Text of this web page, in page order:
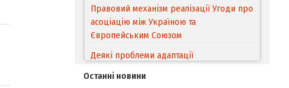
Правовий механізм реалізації Угоди про
асоціацію між Україною та
Європейським Cоюзом
Деякі проблеми адаптації
походження товарів відповідно до
Останні новини